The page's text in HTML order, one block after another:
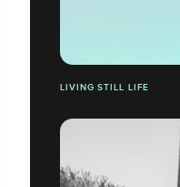
LIVING STILL LIFE